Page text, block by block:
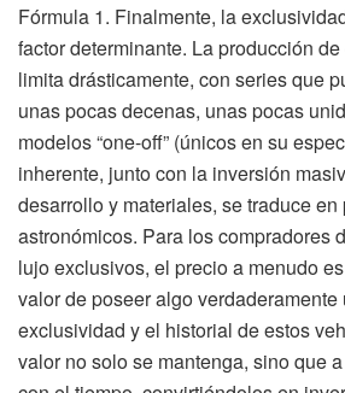
Fórmula 1. Finalmente, la
factor determinante. La producción
limita drásticamente, con series que
unas pocas decenas, unas pocas
modelos “one-off” (únicos en su
inherente, junto con la inversión
desarrollo y materiales, se traduce en
astronómicos. Para los compradores
lujo exclusivos, el precio a menudo
valor de poseer algo
exclusividad y el historial de estos
valor no solo se mantenga, sino que